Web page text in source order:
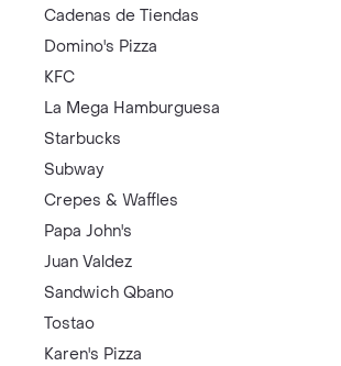
Cadenas de Tiendas
Domino's Pizza
KFC
La Mega Hamburguesa
Starbucks
Subway
Crepes & Waffles
Papa John's
Juan Valdez
Sandwich Qbano
Tostao
Karen's Pizza